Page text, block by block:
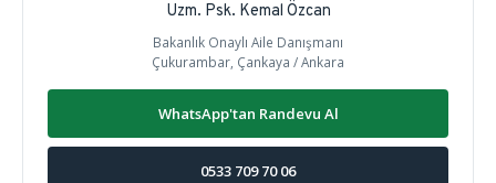
Uzm. Psk. Kemal Özcan
Bakanlık Onaylı Aile Danışmanı
Çukurambar, Çankaya / Ankara
WhatsApp'tan Randevu Al
0533 709 70 06